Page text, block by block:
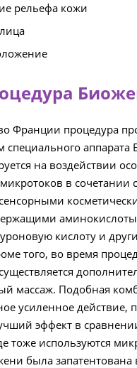
рельефа кожи
Франции процедура
специального аппарата
на воздействии
в сочетании
кислоту и
того, во время
массаж. Подобная
усиленное действие,
эффект в
тоже используются
была запатентована